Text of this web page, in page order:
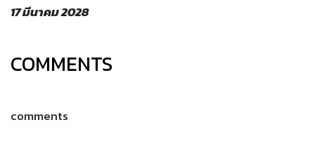
17 มีนาคม 2028
COMMENTS
comments